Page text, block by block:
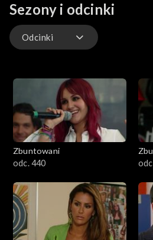
Sezony i odcinki
Odcinki
Zbuntowani
odc. 440